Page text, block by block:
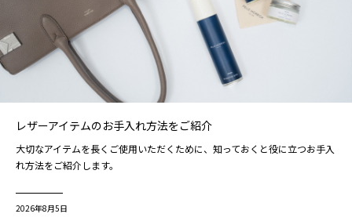
レザーアイテムのお手入れ方法をご紹介
大切なアイテムを長くご使用いただくために、知っておくと役に立つお手入
れ方法をご紹介します。
2026年8月5日